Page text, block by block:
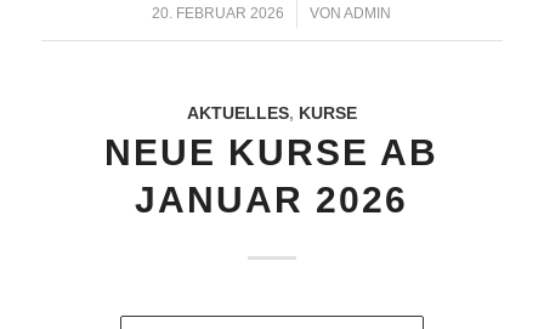
20. FEBRUAR 2026
/ VONADMIN
AKTUELLES, KURSE
NEUE KURSE AB
JANUAR 2026